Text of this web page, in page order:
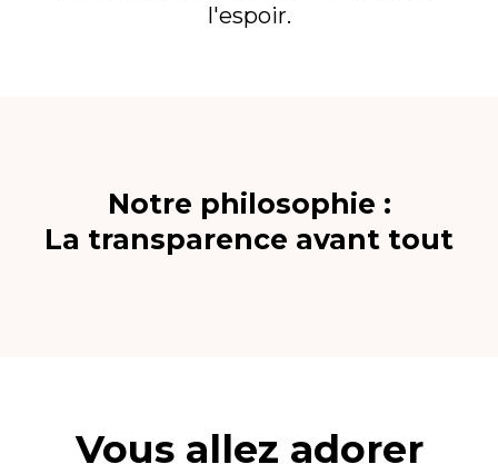
l'espoir.
Notre philosophie :
La transparence avant tout
Vous allez adorer